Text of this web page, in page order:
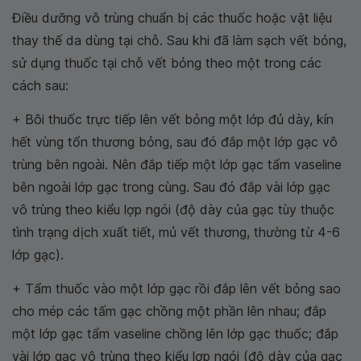
Điều dưỡng vô trùng chuẩn bị các thuốc hoặc vật liệu
thay thế da dùng tại chỗ. Sau khi đã làm sạch vết bỏng,
sử dụng thuốc tại chỗ vết bỏng theo một trong các
cách sau:
+ Bôi thuốc trực tiếp lên vết bỏng một lớp đủ dày, kín
hết vùng tổn thương bỏng, sau đó đắp một lớp gạc vô
trùng bên ngoài. Nên đắp tiếp một lớp gạc tẩm vaseline
bên ngoài lớp gạc trong cùng. Sau đó đắp vài lớp gạc
vô trùng theo kiểu lợp ngói (độ dày của gạc tùy thuộc
tình trạng dịch xuất tiết, mủ vết thương, thường từ 4-6
lớp gạc).
+ Tẩm thuốc vào một lớp gạc rồi đắp lên vết bỏng sao
cho mép các tấm gạc chồng một phần lên nhau; đắp
một lớp gạc tẩm vaseline chồng lên lớp gạc thuốc; đắp
vài lớp gạc vô trùng theo kiểu lợp ngói (độ dày của gạc